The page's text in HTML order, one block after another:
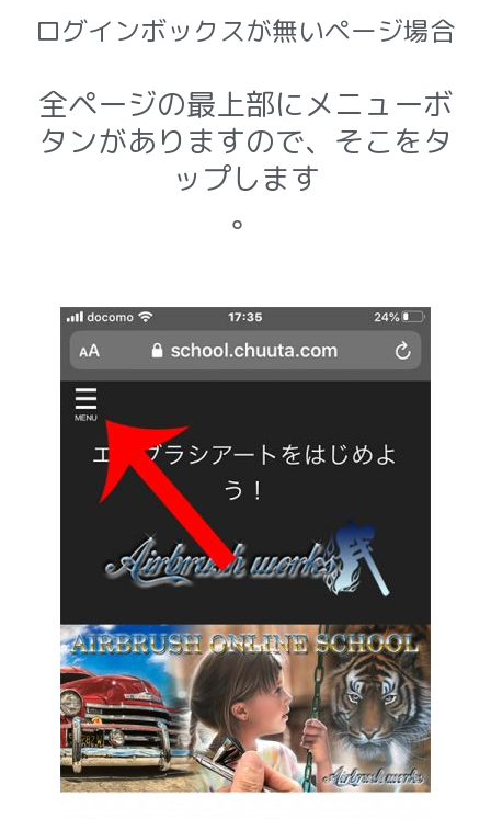
ログインボックスが無いページ場合
全ページの最上部にメニューボ
タンがありますので、そこをタ
ップします
。